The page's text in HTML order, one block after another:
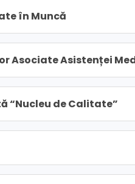
în Muncă
Asociate Asistenței
“Nucleu de Calitate”